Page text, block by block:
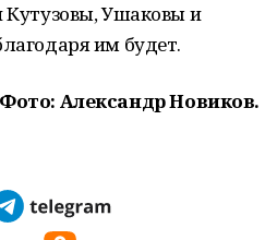
Кутузовы, Ушаковы и
им будет.
Фото: Александр Новиков.